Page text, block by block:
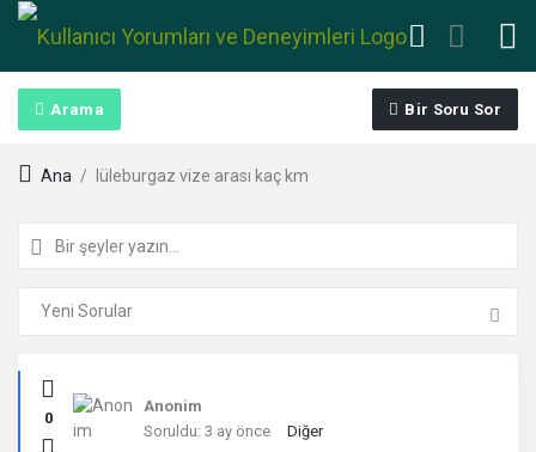
Arama Bir Soru Sor
Ana / lüleburgaz vize arası kaç km
Kullanıcı
Yorumları
0
Anonim
Soruldu: 3 ay önce Diğer